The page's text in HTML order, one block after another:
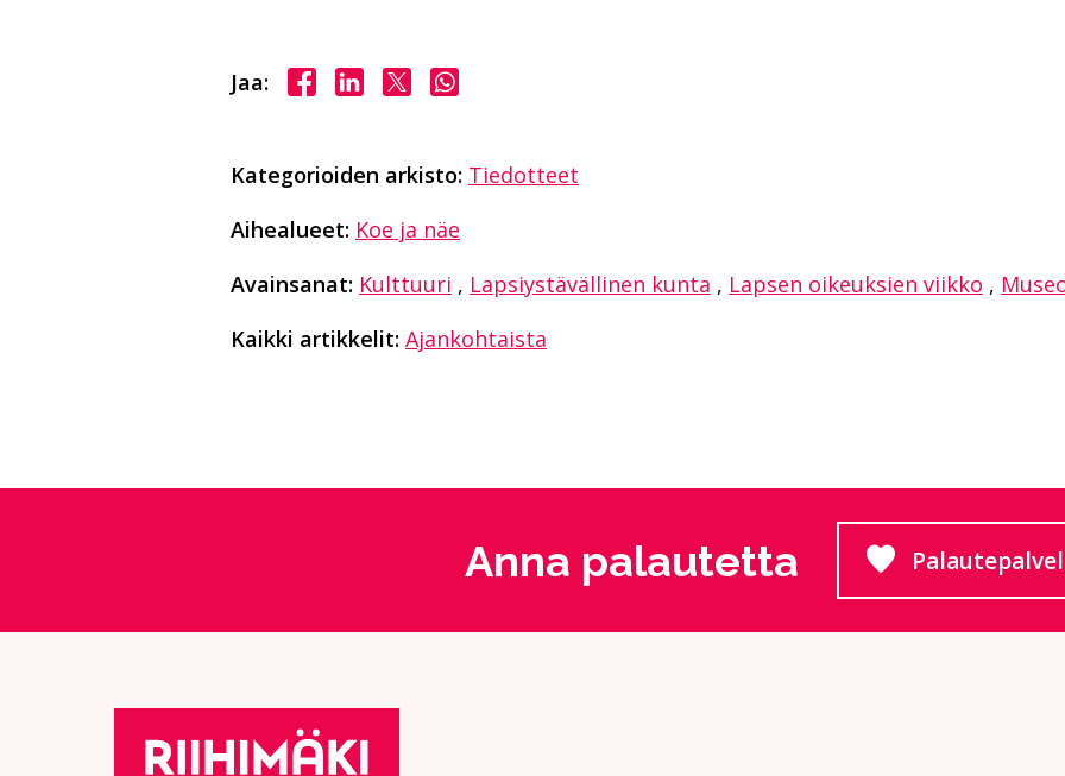
Jaa: Jaa Facebookissa
Jaa LinkedInissä
Jaa X:ssäJaa WhasAppissa
Kategorioiden arkisto: Tiedotteet
Aihealueet: Koe ja näe
Avainsanat: Kulttuuri , Lap­siys­tä­väl­li­nen kun­ta , Lapsen oikeuksien viikko ,
Kaikki artikkelit: Ajankohtaista
Anna palautetta Siirtyy